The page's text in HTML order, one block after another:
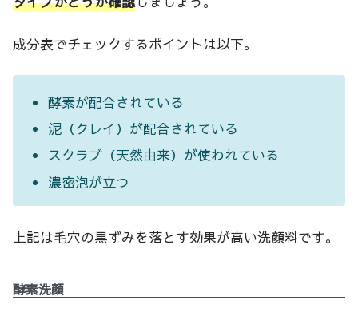
成分表でチェックするポイントは以下。
酵素が配合されている
泥（クレイ）が配合されている
スクラブ（天然由来）が使われている
濃密泡が立つ
上記は毛穴の黒ずみを落とす効果が高い洗顔料です。
酵素洗顔